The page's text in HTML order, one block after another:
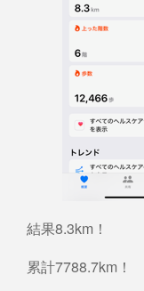
結果8.3km！
累計7788.7km！